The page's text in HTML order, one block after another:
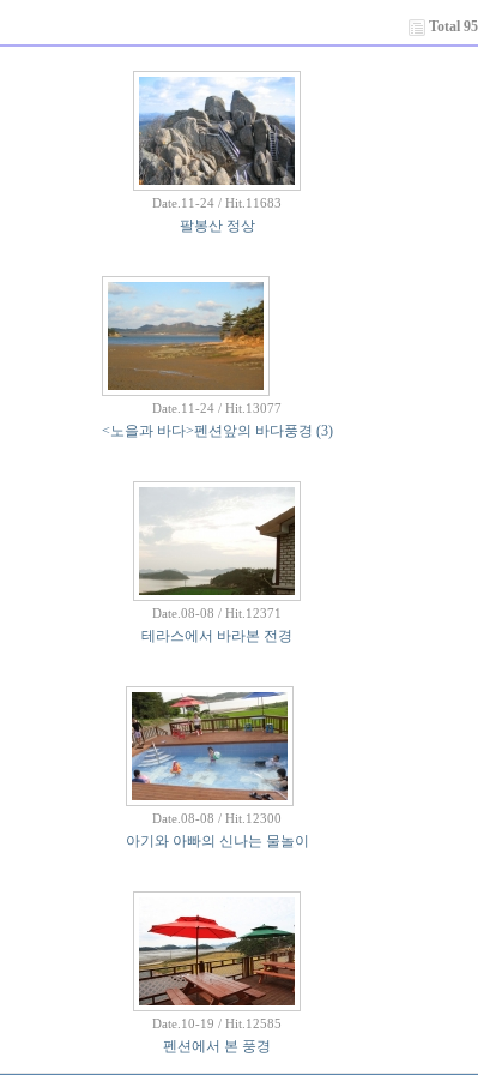
Total 95
Date.11-24 / Hit.11683
팔봉산 정상
Date.11-24 / Hit.13077
<노을과 바다>펜션앞의 바다풍경 (3)
Date.08-08 / Hit.12371
테라스에서 바라본 전경
Date.08-08 / Hit.12300
아기와 아빠의 신나는 물놀이
Date.10-19 / Hit.12585
펜션에서 본 풍경